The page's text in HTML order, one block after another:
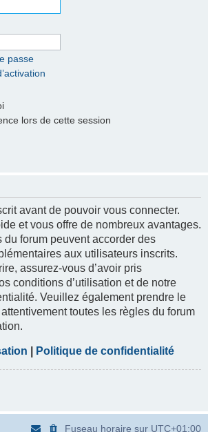
passe
lors de cette session
avant de pouvoir vous connecter.
et vous offre de nombreux avantages.
du forum peuvent accorder des
aux utilisateurs inscrits.
assurez-vous d’avoir pris
conditions d’utilisation et de notre
Veuillez également prendre le
toutes les règles du forum
Politique de confidentialité
Fuseau horaire sur UTC+01:00